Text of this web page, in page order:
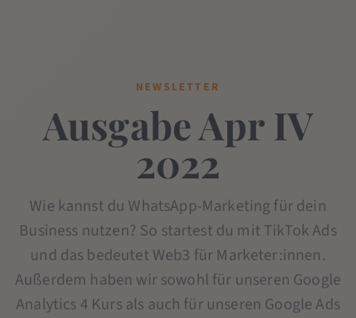
NEWSLETTER
Ausgabe Apr IV
2022
Wie kannst du WhatsApp-Marketing für dein
Business nutzen? So startest du mit TikTok Ads
und das bedeutet Web3 für Marketer:innen.
Außerdem haben wir sowohl für unseren Google
Analytics 4 Kurs als auch für unseren Google Ads